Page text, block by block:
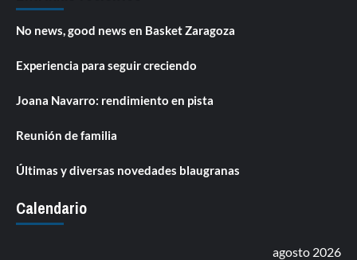
No news, good news en Basket Zaragoza
Experiencia para seguir creciendo
Joana Navarro: rendimiento en pista
Reunión de familia
Últimas y diversas novedades blaugranas
Calendario
agosto 2026